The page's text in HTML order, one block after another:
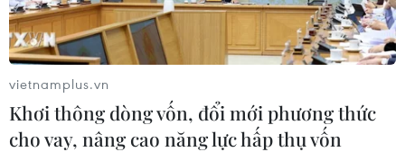
vietnamplus.vn
Khơi thông dòng vốn, đổi mới phương thức
cho vay, nâng cao năng lực hấp thụ vốn